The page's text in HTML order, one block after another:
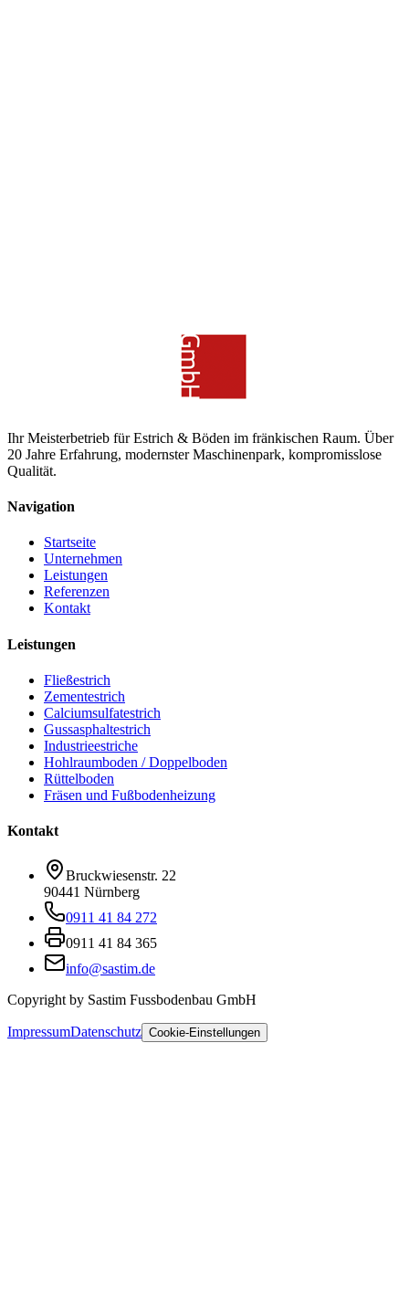
0911 41 84 272
Ihr Meisterbetrieb für Estrich & Böden im fränkischen Raum. Über
20 Jahre Erfahrung, modernster Maschinenpark, kompromisslose
Qualität.
Navigation
Startseite
Unternehmen
Leistungen
Referenzen
Kontakt
Leistungen
Fließestrich
Zementestrich
Calciumsulfatestrich
Gussasphaltestrich
Industrieestriche
Hohlraumboden / Doppelboden
Rüttelboden
Fräsen und Fußbodenheizung
Kontakt
Bruckwiesenstr. 22
90441 Nürnberg
0911 41 84 272
0911 41 84 365
info@sastim.de
Copyright by Sastim Fussbodenbau GmbH
ImpressumDatenschutz Cookie-Einstellungen